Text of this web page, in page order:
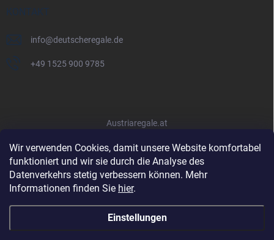
Wir verwenden Cookies, damit unsere Website komfortabel
funktioniert und wir sie durch die Analyse des
Datenverkehrs stetig verbessern können. Mehr
Informationen finden Sie hier.
Einstellungen
KONTAKT
info@deutscheregale.de
+49 1525 900 9785
Austriaregale.at